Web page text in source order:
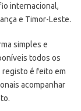
internacional,
e Timor-Leste.
simples e
todos os
registo é feito em
acompanhar